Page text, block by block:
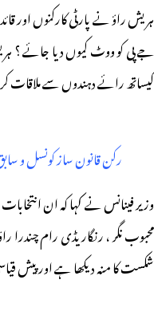
کیساتھ رائے دہندوں سے
رکن قانون ساز کونسل و
وزیر فینانس نے کہا کہ ان
محبوب نگر ، رنگاریڈی رام
شکست کا منہ دیکھا ہے اور پیش